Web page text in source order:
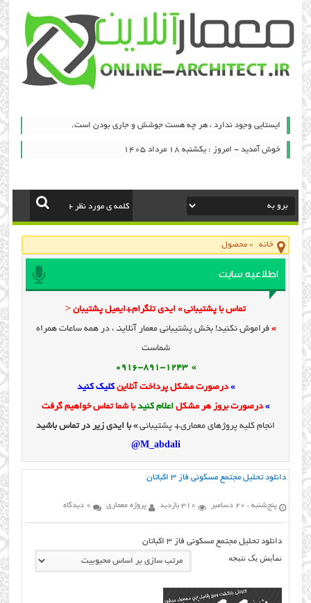
ایستایی وجود ندارد ، هر چه هست جوشش و جاری بودن است.
خوش آمدید - امروز : یکشنبه ۱۸ مرداد ۱۴۰۵
خانه »محصول
اطلاعیه سایت
تماس با پشتیبانی » ایدی تلگرام+ایمیل پشتیبان <
» فراموش نکنید! بخش پشتیبانی معمار آنلاینـ ، در همه ساعات همراه
شماست
» 0916-891-1243
» درصورت مشکل پرداخت آنلاینکلیک کنید
» درصورت بروز هر مشکل اعلام کنیدبا شما تماس خواهیم گرفت
انجام کلیه پروژهای معماری+ پشتیبانی» با ایدی زیر در تماس باشید
M_abdali@
دانلود تحلیل مجتمع مسکونی فاز ۳ اکباتان
پنج‌شنبه ، 20 دسامبر 310 بازدید پروژه معماری 0 دیدگاه
دانلود تحلیل مجتمع مسکونی فاز 3 اکباتان
نمایش یک نتیجه